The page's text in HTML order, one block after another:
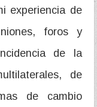
experiencia de
foros y
de la
de
de cambio